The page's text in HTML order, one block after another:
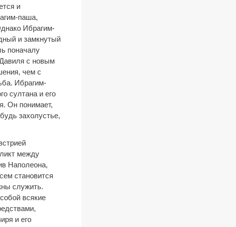
и
паша,
Ибрагим-
и замкнутый
поначалу
с новым
чем с
Ибрагим-
султана и его
Он понимает,
захолустье,
между
Наполеона,
становится
служить.
всякие
и его